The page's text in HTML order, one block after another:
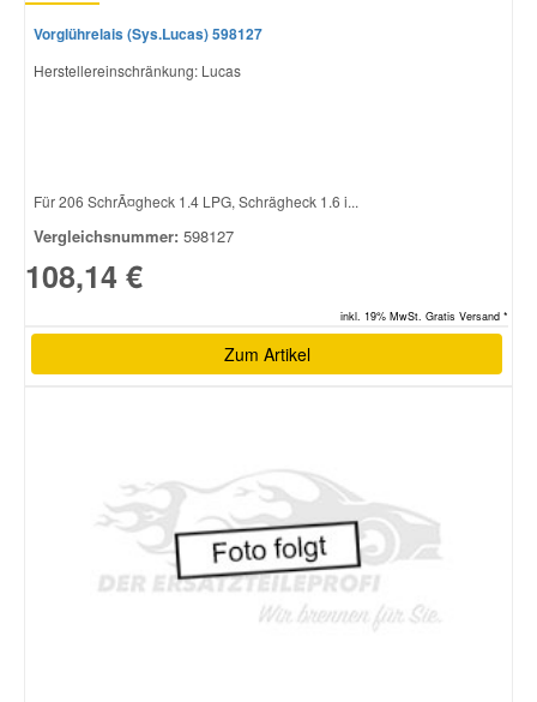
Vorglührelais (Sys.Lucas) 598127
Herstellereinschränkung: Lucas
Für 206 SchrÃ¤gheck 1.4 LPG, Schrägheck 1.6 i...
Vergleichsnummer: 598127
108,14 €
inkl. 19% MwSt. Gratis Versand *
Zum Artikel